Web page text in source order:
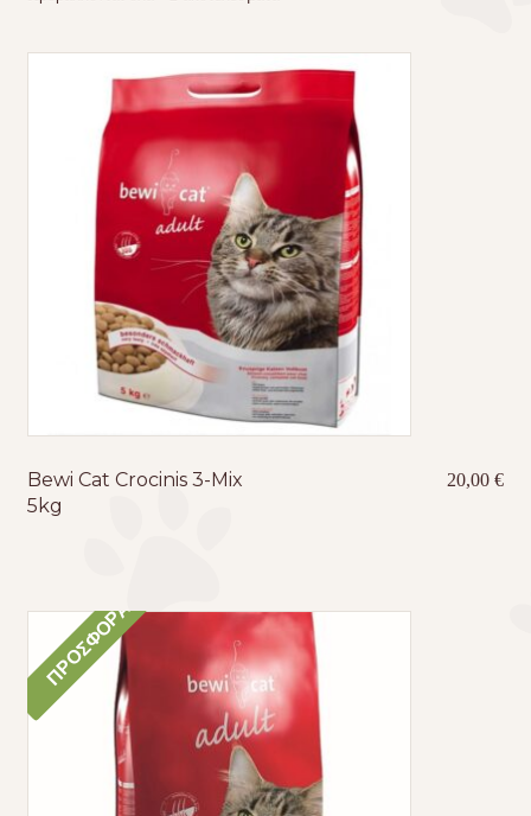
Τσάντες μεταφοράς
Επικοινωνία
Φροντίδα – Είδη Υγιεινής
Bewi Cat Crocinis 3-Mix
5kg
20,00€
ΠΡΟΣΦΟΡΆ!